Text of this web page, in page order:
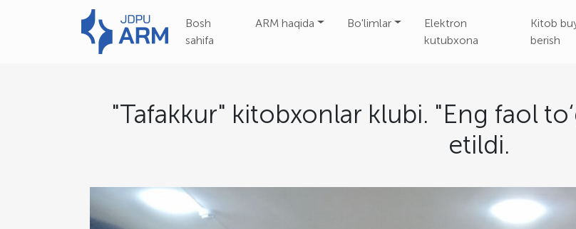
Bosh
sahifa
ARM haqida Bo'limlar
Elektron
kutubxona
Kitob
berish
"Tafakkur" kitobxonlar klubi. "Eng faol
etildi.